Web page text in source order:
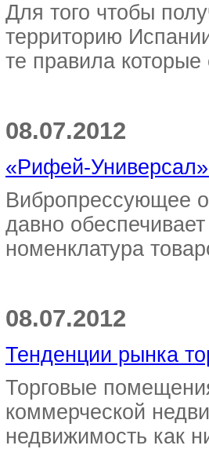
Для того чтобы
территорию
те правила
08.07.2012
«Рифей-
Вибропрессующее
давно
номенклатура
08.07.2012
Тенденции рынка
Торговые
коммерческой
недвижимость как